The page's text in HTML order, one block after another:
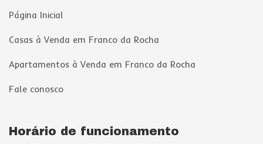
Página Inicial
Casas à Venda em Franco da Rocha
Apartamentos à Venda em Franco da Rocha
Fale conosco
Horário de funcionamento